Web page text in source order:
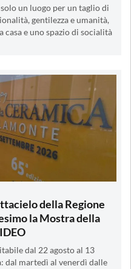
un luogo per un taglio di
gentilezza e umanità,
casa e uno spazio di socialità
della Regione
la Mostra della
dal 22 agosto al 13
dal martedì al venerdì dalle